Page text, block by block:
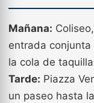
Mañana:
entrada
la cola de
Tarde: Piazza
un paseo hasta